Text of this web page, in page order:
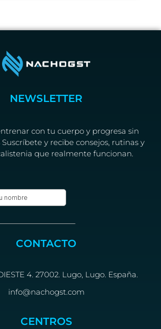
NEWSLETTER
con tu cuerpo y progresa sin
y recibe consejos, rutinas y
que realmente funcionan.
CONTACTO
4. 27002. Lugo, Lugo. España.
info@nachogst.com
CENTROS